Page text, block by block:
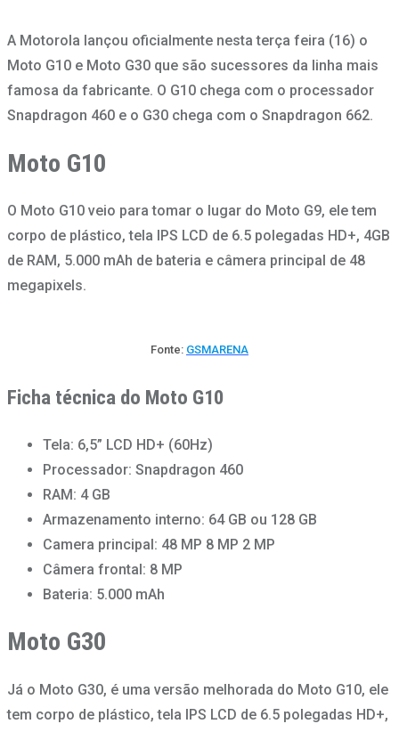
A Motorola lançou oficialmente nesta terça feira (16) o
Moto G10 e Moto G30 que são sucessores da linha mais
famosa da fabricante. O G10 chega com o processador
Snapdragon 460 e o G30 chega com o Snapdragon 662.
Moto G10
O Moto G10 veio para tomar o lugar do Moto G9, ele tem
corpo de plástico, tela IPS LCD de 6.5 polegadas HD+, 4GB
de RAM, 5.000 mAh de bateria e câmera principal de 48
megapixels.
Fonte: GSMARENA
Ficha técnica do Moto G10
Tela: 6,5” LCD HD+ (60Hz)
Processador: Snapdragon 460
RAM: 4 GB
Armazenamento interno: 64 GB ou 128 GB
Camera principal: 48 MP 8 MP 2 MP
Câmera frontal: 8 MP
Bateria: 5.000 mAh
Moto G30
Já o Moto G30, é uma versão melhorada do Moto G10, ele
tem corpo de plástico, tela IPS LCD de 6.5 polegadas HD+,